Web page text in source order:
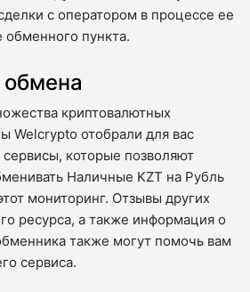
с оператором в процессе ее
обменного пункта.
криптовалютных
Welcrypto отобрали для вас
которые позволяют
Наличные KZT на Рубль
мониторинг. Отзывы других
ресурса, а также информация о
также могут помочь вам
сервиса.